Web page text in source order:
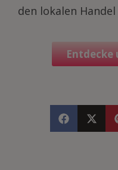
den lokalen
Entdecke